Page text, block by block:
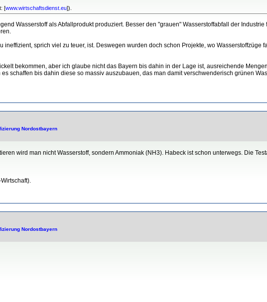
[www.wirtschaftsdienst.eu]).
Wasserstoff als Abfallprodukt produziert. Besser den "grauen" Wasserstoffabfall der
sprich viel zu teuer, ist. Deswegen wurden doch schon Projekte, wo Wasserstoffzüge
bekommen, aber ich glaube nicht das Bayern bis dahin in der Lage ist, ausreichende
schaffen bis dahin diese so massiv auszubauen, das man damit verschwenderisch grünen
Nordostbayern
wird man nicht Wasserstoff, sondern Ammoniak (NH3). Habeck ist schon unterwegs. Die
Nordostbayern